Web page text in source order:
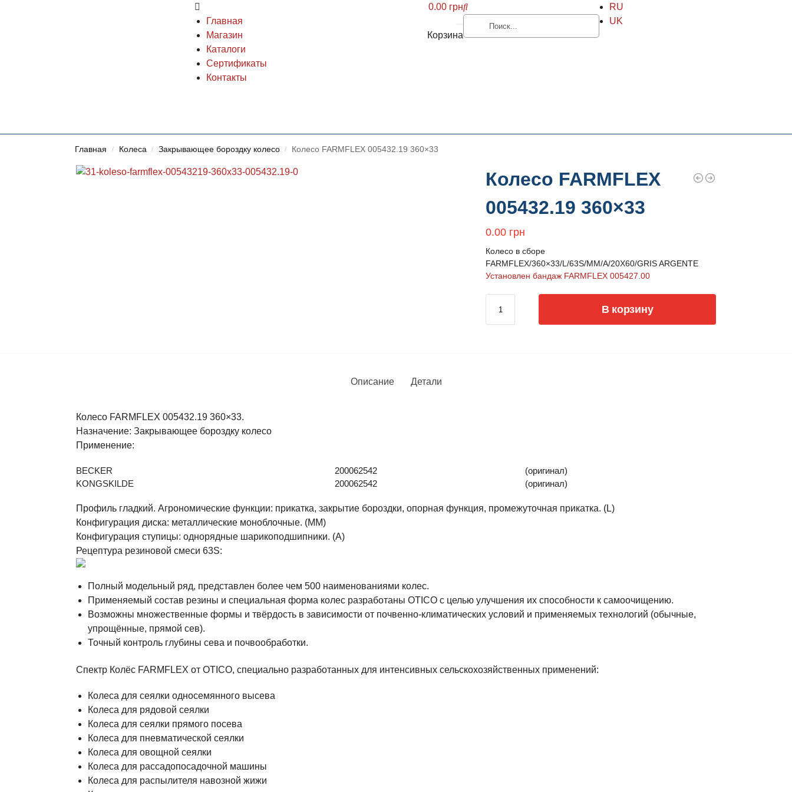
Главная
Магазин
Каталоги
Сертификаты
Контакты
0.00 грн
Корзина
RU
UK
Главная / Колеса / Закрывающее бороздку колесо / Колесо FARMFLEX 005432.19 360×33
Колесо FARMFLEX
005432.19 360×33
0.00 грн
Колесо в сборе
FARMFLEX/360×33/L/63S/MM/A/20X60/GRIS ARGENTE
Установлен бандаж FARMFLEX 005427.00
В корзину
Описание Детали
Колесо FARMFLEX 005432.19 360×33.
Назначение: Закрывающее бороздку колесо
Применение:
BECKER 200062542
(оригинал)
KONGSKILDE
200062542 (оригинал)
Профиль гладкий. Агрономические функции: прикатка, закрытие бороздки, опорная функция, промежуточная прикатка. (L)
Конфигурация диска: металлические моноблочные. (MM)
Конфигурация ступицы: однорядные шарикоподшипники. (A)
Рецептура резиновой смеси 63S:
Полный модельный ряд, представлен более чем 500 наименованиями колес.
Применяемый состав резины и специальная форма колес разработаны OTICO с целью улучшения их способности к самоочищению.
Возможны множественные формы и твёрдость в зависимости от почвенно-климатических условий и применяемых технологий (обычные,
упрощённые, прямой сев).
Точный контроль глубины сева и почвообработки.
Спектр Колёс FARMFLEX от OTICO, специально разработанных для интенсивных сельскохозяйственных применений:
Колеса для сеялки односемянного высева
Колеса для рядовой сеялки
Колеса для сеялки прямого посева
Колеса для пневматической сеялки
Колеса для овощной сеялки
Колеса для рассадопосадочной машины
Колеса для распылителя навозной жижи